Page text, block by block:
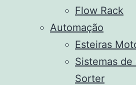
Flow Rack
Automação
Esteiras
Sistemas
Sorter